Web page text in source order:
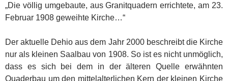
„Die völlig umgebaute, aus Granitquadern errichtete, am 23.
Februar 1908 geweihte Kirche…“
Der aktuelle Dehio aus dem Jahr 2000 beschreibt die Kirche
nur als kleinen Saalbau von 1908. So ist es nicht unmöglich,
dass es sich bei dem in der älteren Quelle erwähnten
Quaderbau um den mittelalterlichen Kern der kleinen Kirche